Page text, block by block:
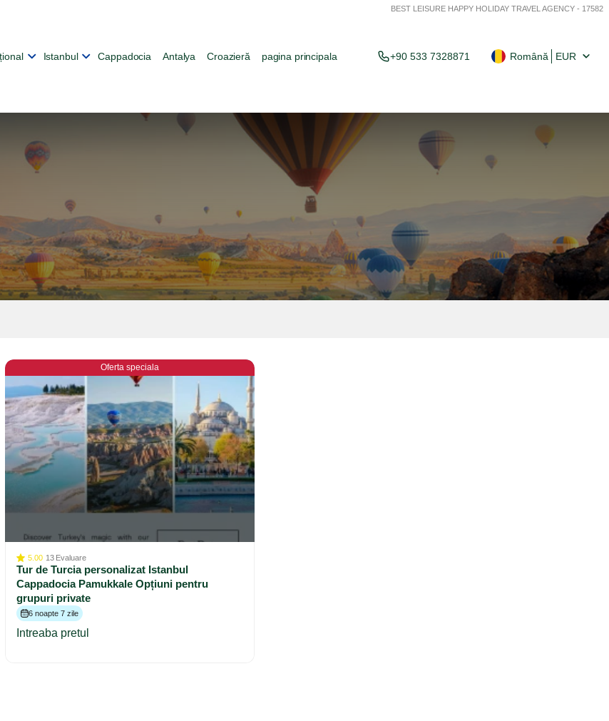
BEST LEISURE HAPPY HOLIDAY TRAVEL AGENCY - 17582
Istanbul Cappadocia Antalya Croazieră pagina principala +90 533 7328871 Română EUR
Oferta speciala
5.00 13 Evaluare
Tur de Turcia personalizat Istanbul
Cappadocia Pamukkale Opțiuni pentru
grupuri private
6 noapte 7 zile
Intreaba pretul